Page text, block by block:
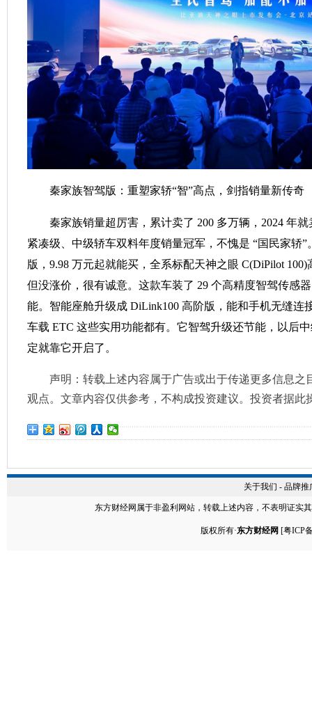
秦家族智驾版：重塑家轿“智”高点，剑指销量新传奇
秦家族销量超厉害，累计卖了 200 多万辆，2024 年就
紧凑级、中级轿车双料年度销量冠军，不愧是 “国民家轿
版，9.98 万元起就能买，全系标配天神之眼 C(DiPilot
但没涨价，很有诚意。这款车装了 29 个高精度智驾传感
能。智能座舱升级成 DiLink100 高阶版，能和手机无缝连
车载 ETC 这些实用功能都有。它智驾升级还节能，以后
定就靠它开启了。
声明：转载上述内容属于广告或出于传递更多信息之
观点。文章内容仅供参考，不构成投资建议。投资者据此
关于我们 - 品牌推
东方财经网 属于非盈利网站，转载上述内容，不表明证实
版权所有·东方财经网 [粤ICP